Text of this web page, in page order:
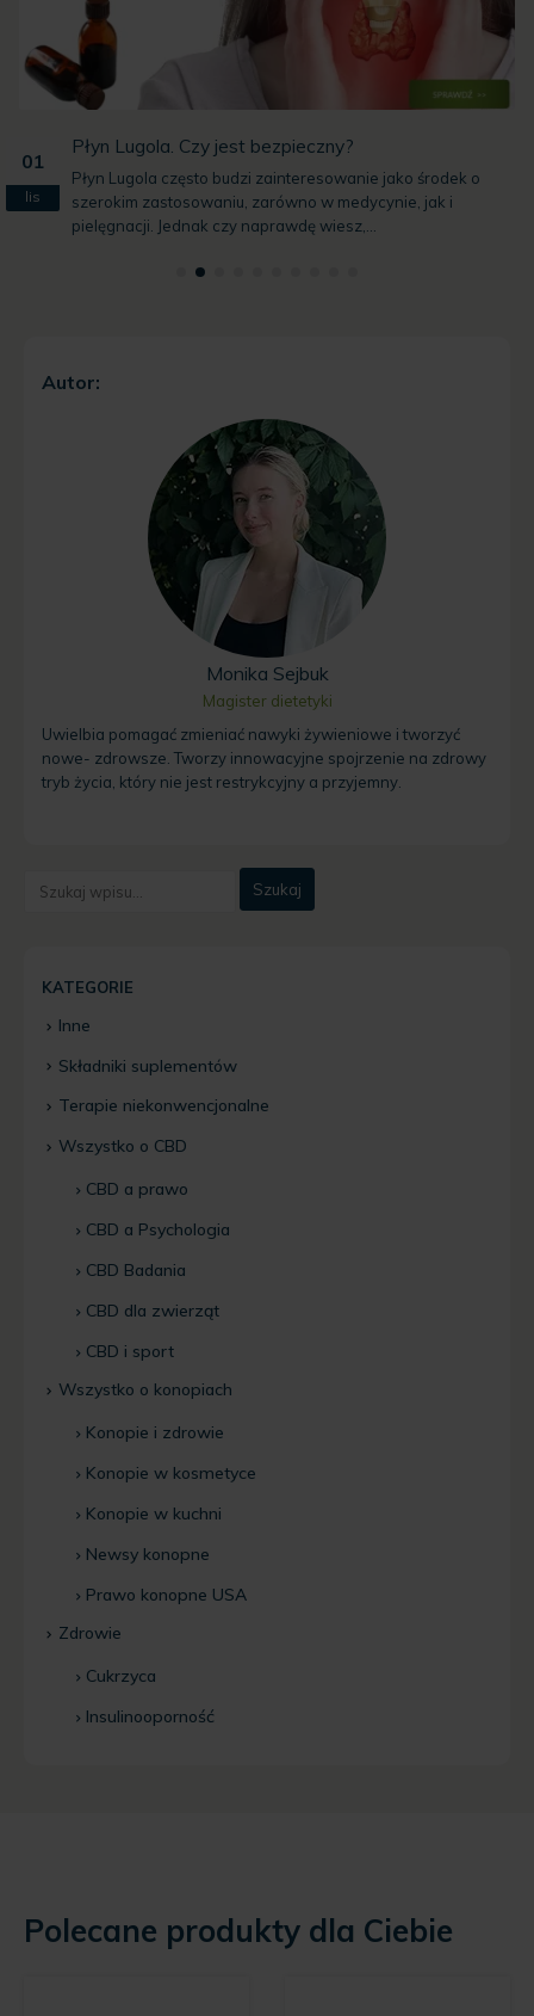
08
maj
CBD, THC vs seks
Szybkie tempo życia i stres wpływają nie tylko na nasze
samopoczucie, ale też obniżają jakość życia wpływając na
funkcje seksualne....
Autor:
Monika Sejbuk
Magister dietetyki
Uwielbia pomagać zmieniać nawyki żywieniowe i tworzyć
nowe- zdrowsze. Tworzy innowacyjne spojrzenie na zdrowy
tryb życia, który nie jest restrykcyjny a przyjemny.
KATEGORIE
Inne
Składniki suplementów
Terapie niekonwencjonalne
Wszystko o CBD
CBD a prawo
CBD a Psychologia
CBD Badania
CBD dla zwierząt
CBD i sport
Wszystko o konopiach
Konopie i zdrowie
Konopie w kosmetyce
Konopie w kuchni
Newsy konopne
Prawo konopne USA
Zdrowie
Cukrzyca
Insulinooporność
Polecane produkty dla Ciebie